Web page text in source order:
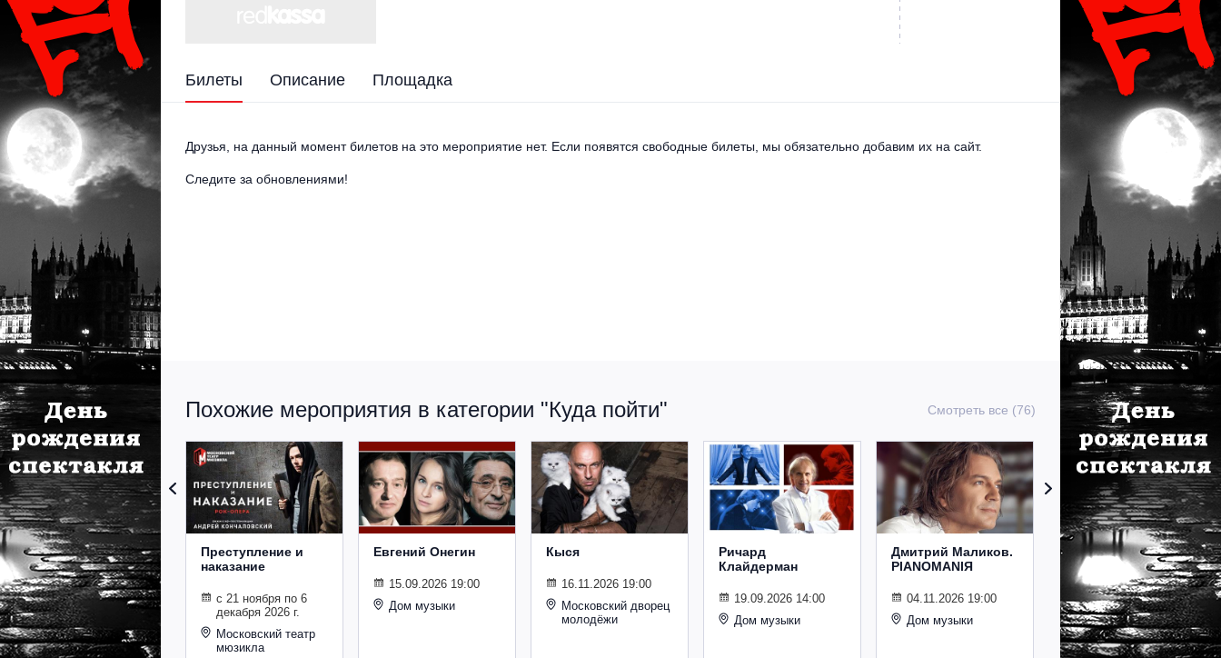
Билеты Описание Площадка
Друзья, на данный момент билетов на это мероприятие нет. Если появятся свободные билеты, мы обязательно добавим их на сайт.
Следите за обновлениями!
Похожие мероприятия в категории "Куда пойти" Смотреть все (76)
Преступление и
наказание
с 21 ноября по 6
декабря 2026 г.
Московский театр
мюзикла
Евгений Онегин
15.09.2026 19:00
Дом музыки
Кыся
16.11.2026 19:00
Московский дворец
молодёжи
Ричард
Клайдерман
19.09.2026 14:00
Дом музыки
Дмитрий Маликов.
PIANOMANIЯ
04.11.2026 19:00
Дом музыки
Рождественский
концерт
Владимира
Спивакова
24.12.2026 19:00
Дом музыки